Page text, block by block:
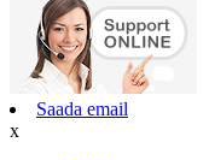
Saada email
x